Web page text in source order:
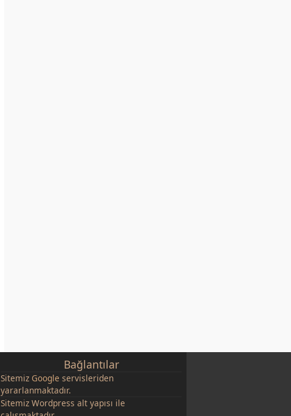
Bağlantılar
Sitemiz Google servisleriden
yararlanmaktadır.
Sitemiz Wordpress alt yapısı ile